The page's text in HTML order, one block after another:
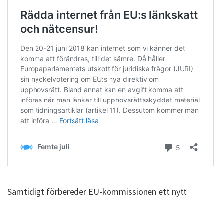
Samtidigt förbereder EU-kommissionen ett nytt